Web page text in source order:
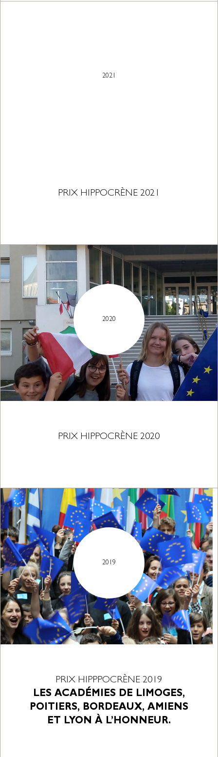
2021
PRIX HIPPOCRÈNE 2021
2020
PRIX HIPPOCRÈNE 2020
2019
PRIX HIPPPOCRÈNE 2019
LES ACADÉMIES DE LIMOGES,
POITIERS, BORDEAUX, AMIENS
ET LYON À L’HONNEUR.